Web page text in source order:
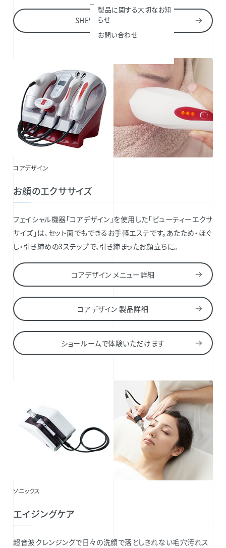
製品に関する大切なお知
らせ
お問い合わせ
SHEVENON 5 製品詳細
コアデザイン
お顔のエクササイズ
フェイシャル機器「コアデザイン」を使⽤した「ビューティーエクサ
サイズ」は、セット⾯でもできるお⼿軽エステです。あたため・ほぐ
し・引き締めの3ステップで、引き締まったお顔⽴ちに。
コアデザイン メニュー詳細
コアデザイン 製品詳細
ショールームで体験いただけます
ソニックス
エイジングケア
超音波クレンジングで日々の洗顔で落としきれない毛穴汚れス